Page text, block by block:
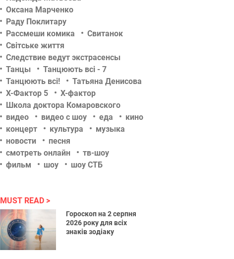
Оксана Марченко
Раду Поклитару
Рассмеши комика
Свитанок
Світське життя
Следствие ведут экстрасенсы
Танцы
Танцюють всі - 7
Танцюють всі!
Татьяна Денисова
Х-Фактор 5
Х-фактор
Школа доктора Комаровского
видео
видео с шоу еда
кино
концерт
культура
музыка
новости
песня
смотреть онлайн
тв-шоу
фильм
шоу шоу СТБ
MUST READ
Гороскоп на 2 серпня
2026 року для всіх
знаків зодіаку